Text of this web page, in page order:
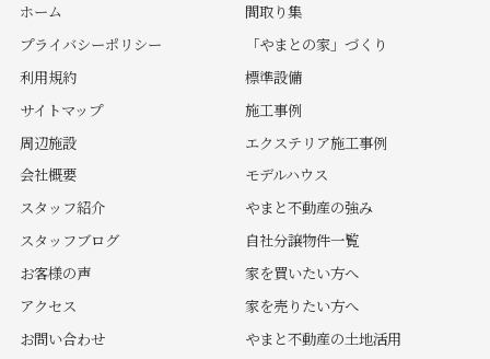
ホーム
プライバシーポリシー
利用規約
サイトマップ
周辺施設
会社概要
スタッフ紹介
スタッフブログ
お客様の声
アクセス
お問い合わせ
間取り集
「やまとの家」づくり
標準設備
施工事例
エクステリア施工事例
モデルハウス
やまと不動産の強み
自社分譲物件一覧
家を買いたい方へ
家を売りたい方へ
やまと不動産の土地活用